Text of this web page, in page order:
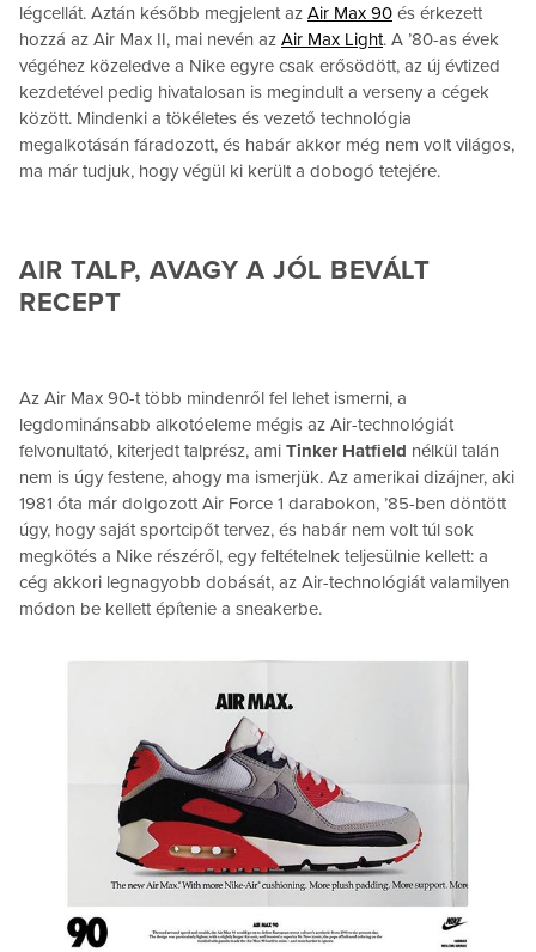
légcellát. Aztán később megjelent az Air Max 90 és érkezett
hozzá az Air Max II, mai nevén az Air Max Light. A ’80-as évek
végéhez közeledve a Nike egyre csak erősödött, az új évtized
kezdetével pedig hivatalosan is megindult a verseny a cégek
között. Mindenki a tökéletes és vezető technológia
megalkotásán fáradozott, és habár akkor még nem volt világos,
ma már tudjuk, hogy végül ki került a dobogó tetejére.
AIR TALP, AVAGY A JÓL BEVÁLT
RECEPT
Az Air Max 90-t több mindenről fel lehet ismerni, a
legdominánsabb alkotóeleme mégis az Air-technológiát
felvonultató, kiterjedt talprész, ami Tinker Hatfield nélkül talán
nem is úgy festene, ahogy ma ismerjük. Az amerikai dizájner, aki
1981 óta már dolgozott Air Force 1 darabokon, ’85-ben döntött
úgy, hogy saját sportcipőt tervez, és habár nem volt túl sok
megkötés a Nike részéről, egy feltételnek teljesülnie kellett: a
cég akkori legnagyobb dobását, az Air-technológiát valamilyen
módon be kellett építenie a sneakerbe.